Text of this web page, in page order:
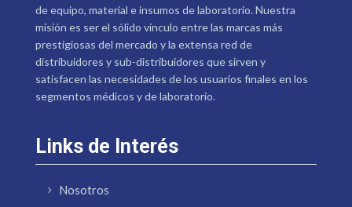
de equipo, material e insumos de laboratorio. Nuestra
misión es ser el sólido vínculo entre las marcas más
prestigiosas del mercado y la extensa red de
distribuidores y sub-distribuidores que sirven y
satisfacen las necesidades de los usuarios finales en los
segmentos médicos y de laboratorio.
Links de Interés
Nosotros